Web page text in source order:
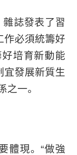
誌發表了習
作必須統籌好
培育新動能
宜發展新質生
之一。
體現。“做強